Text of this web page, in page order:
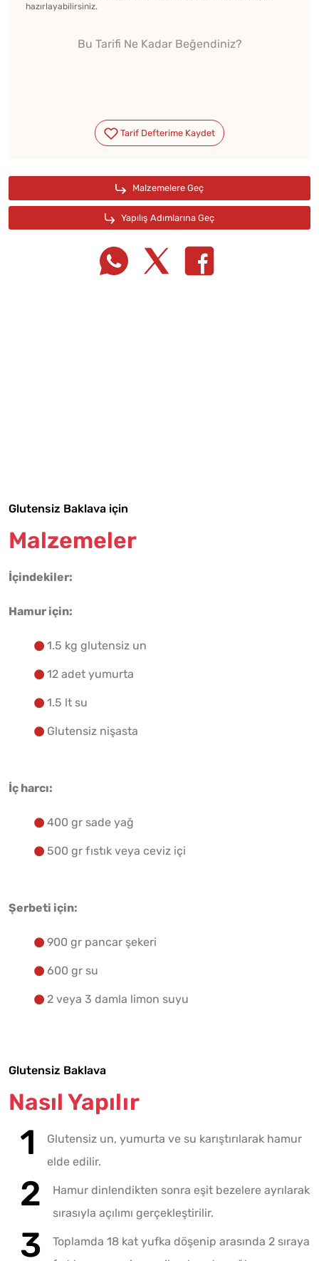
hazırlayabilirsiniz.
Bu Tarifi Ne Kadar Beğendiniz?
Glutensiz Baklava için
Malzemeler
İçindekiler:
Hamur için:
1.5 kg glutensiz un
12 adet yumurta
1.5 lt su
Glutensiz nişasta
İç harcı:
400 gr sade yağ
500 gr fıstık veya ceviz içi
Şerbeti için:
900 gr pancar şekeri
600 gr su
2 veya 3 damla limon suyu
Glutensiz Baklava
Nasıl Yapılır
Glutensiz un, yumurta ve su karıştırılarak hamur
elde edilir.
Hamur dinlendikten sonra eşit bezelere ayrılarak
sırasıyla açılımı gerçekleştirilir.
Toplamda 18 kat yufka döşenip arasında 2 sıraya